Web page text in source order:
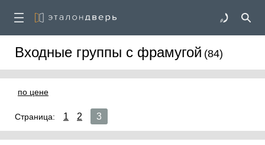
Входные группы с фрамугой (84)
по цене
Страница: 1 2 3